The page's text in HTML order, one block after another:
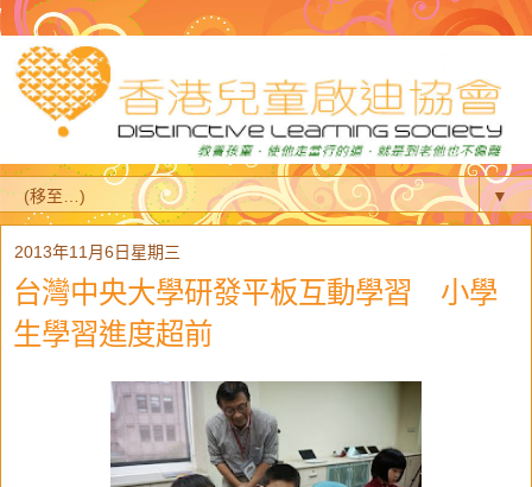
▼
2013年11月6日星期三
台灣中央大學研發平板互動學習 小學
生學習進度超前